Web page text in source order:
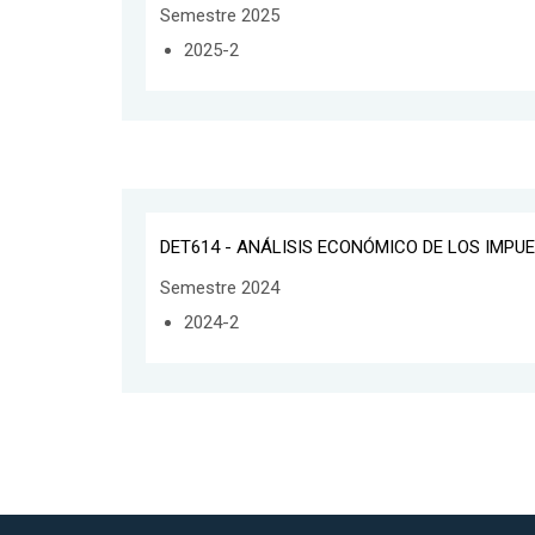
Semestre 2025
2025-2
DET614 - ANÁLISIS ECONÓMICO DE LOS
Semestre 2024
2024-2